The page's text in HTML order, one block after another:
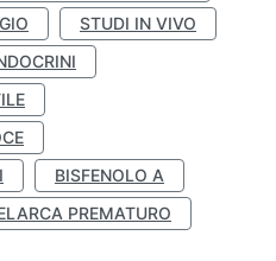
STUDI IN VIVO
BISFENOLO A
PREMATURO